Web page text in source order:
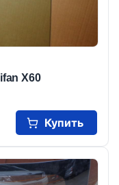
X60
Купить